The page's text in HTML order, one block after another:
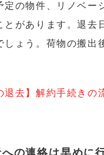
定の物件、リノベー
とがあります。退去
しょう。荷物の搬
去】解約手続きの